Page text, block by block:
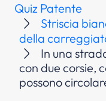
Quiz Patente
Striscia
della
In una
con due corsie,
possono